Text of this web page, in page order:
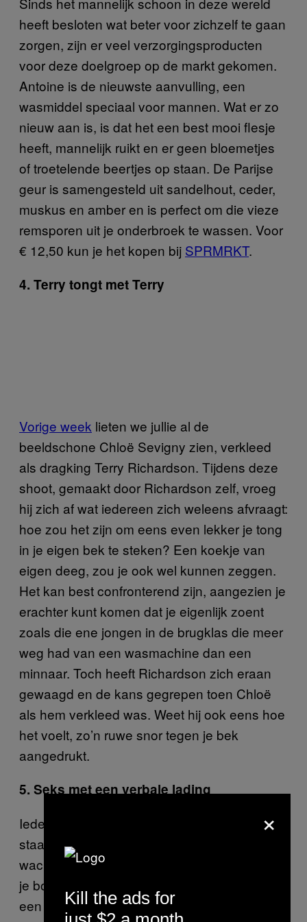
heeft besloten wat beter voor zichzelf te gaan
zorgen, zijn er veel verzorgingsproducten
voor deze doelgroep op de markt gekomen.
Antoine is de nieuwste aanvulling, een
wasmiddel speciaal voor mannen. Wat er zo
nieuw aan is, is dat het een best mooi flesje
heeft, mannelijk ruikt en er geen bloemetjes
of troetelende beertjes op staan. De Parijse
geur is samengesteld uit sandelhout, ceder,
muskus en amber en is perfect om die vieze
remsporen uit je onderbroek te wassen. Voor
€ 12,50 kun je het kopen bij SPRMRKT.
4. Terry tongt met Terry
Vorige week lieten we jullie al de
beeldschone Chloë Sevigny zien, verkleed
als dragking Terry Richardson. Tijdens deze
shoot, gemaakt door Richardson zelf, vroeg
hij zich af wat iedereen zich weleens afvraagt:
hoe zou het zijn om eens even lekker je tong
in je eigen bek te steken? Een koekje van
eigen deeg, zou je ook wel kunnen zeggen.
Het kan best confronterend zijn, aangezien je
erachter kunt komen dat je eigenlijk zoent
zoals die ene jongen in de brugklas die meer
weg had van een wasmachine dan een
minnaar. Toch heeft Richardson zich eraan
gewaagd en de kans gegrepen toen Chloë
als hem verkleed was. Weet hij ook eens hoe
het voelt, zo’n ruwe snor tegen je bek
aangedrukt.
5. Seks met een verbale lading
Iedereen heeft het weleens meegemaakt. Je
staat nietsvermoedend op de tram te
wachten, en omdat je oh zo hip bent, draag je
je boyfriendjeans laaghangend op je bil, met
een boxer die erboven uitsteekt. Voor menig
×
Kill the ads for